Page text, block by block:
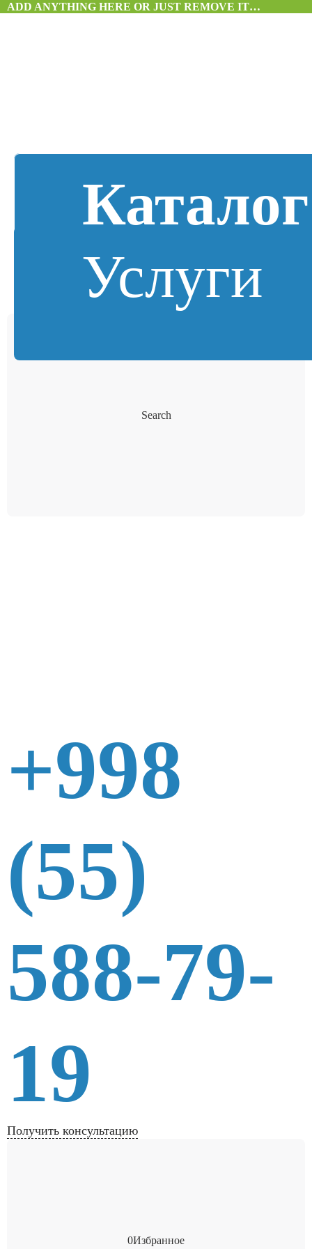
ADD ANYTHING HERE OR JUST REMOVE IT…
Каталог
Услуги
Search
+998
(55)
588-79-
19
Получить консультацию
0Избранное